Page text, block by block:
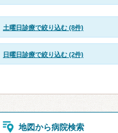
土曜日診療で絞り込む (8件)
日曜日診療で絞り込む (2件)
地図から病院検索